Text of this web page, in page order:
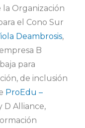
la Organización
el Cono Sur
Deambrosis,
B
para
de inclusión
ProEdu –
D Alliance,